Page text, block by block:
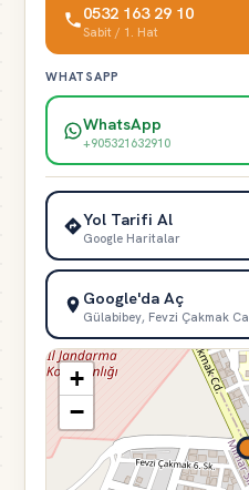
0532 163 29 10
Sabit / 1. Hat
WHATSAPP
WhatsApp
+905321632910
Yol Tarifi Al
Google Haritalar
Google'da Aç
Gülabibey, Fevzi Çakmak
+
−